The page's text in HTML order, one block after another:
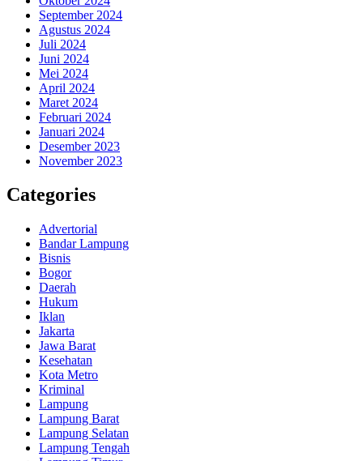
September 2024
Agustus 2024
Juli 2024
Juni 2024
Mei 2024
April 2024
Maret 2024
Februari 2024
Januari 2024
Desember 2023
November 2023
Categories
Advertorial
Bandar Lampung
Bisnis
Bogor
Daerah
Hukum
Iklan
Jakarta
Jawa Barat
Kesehatan
Kota Metro
Kriminal
Lampung
Lampung Barat
Lampung Selatan
Lampung Tengah